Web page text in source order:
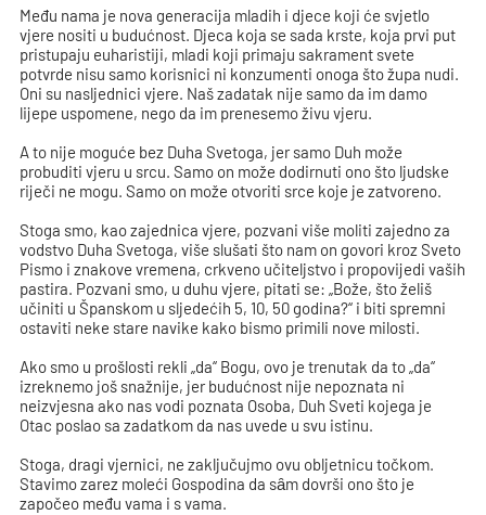
Među nama je nova generacija mladih i djece koji će svjetlo
vjere nositi u budućnost. Djeca koja se sada krste, koja prvi put
pristupaju euharistiji, mladi koji primaju sakrament svete
potvrde nisu samo korisnici ni konzumenti onoga što župa nudi.
Oni su nasljednici vjere. Naš zadatak nije samo da im damo
lijepe uspomene, nego da im prenesemo živu vjeru.
A to nije moguće bez Duha Svetoga, jer samo Duh može
probuditi vjeru u srcu. Samo on može dodirnuti ono što ljudske
riječi ne mogu. Samo on može otvoriti srce koje je zatvoreno.
Stoga smo, kao zajednica vjere, pozvani više moliti zajedno za
vodstvo Duha Svetoga, više slušati što nam on govori kroz Sveto
Pismo i znakove vremena, crkveno učiteljstvo i propovijedi vaših
pastira. Pozvani smo, u duhu vjere, pitati se: „Bože, što želiš
učiniti u Španskom u sljedećih 5, 10, 50 godina?“ i biti spremni
ostaviti neke stare navike kako bismo primili nove milosti.
Ako smo u prošlosti rekli „da“ Bogu, ovo je trenutak da to „da“
izreknemo još snažnije, jer budućnost nije nepoznata ni
neizvjesna ako nas vodi poznata Osoba, Duh Sveti kojega je
Otac poslao sa zadatkom da nas uvede u svu istinu.
Stoga, dragi vjernici, ne zaključujmo ovu obljetnicu točkom.
Stavimo zarez moleći Gospodina da sȃm dovrši ono što je
započeo među vama i s vama.